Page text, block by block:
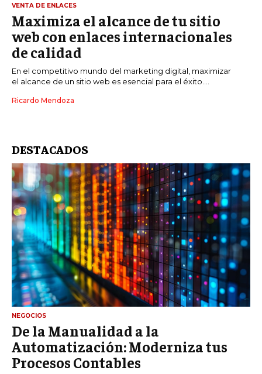
VENTA DE ENLACES
Maximiza el alcance de tu sitio
web con enlaces internacionales
de calidad
En el competitivo mundo del marketing digital, maximizar
el alcance de un sitio web es esencial para el éxito....
Ricardo Mendoza
DESTACADOS
NEGOCIOS
De la Manualidad a la
Automatización: Moderniza tus
Procesos Contables